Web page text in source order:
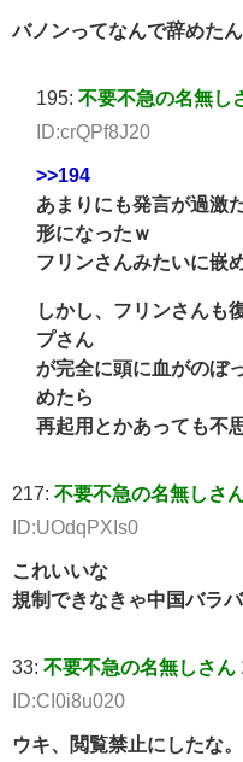
バノンってなんで辞めた
195: 不要不急の名無し
ID:crQPf8J20
>>194
あまりにも発言が過激
形になったｗ
フリンさんみたいに嵌
しかし、フリンさんも
プさん
が完全に頭に血がのぼ
めたら
再起用とかあっても不
217: 不要不急の名無しさ
ID:UOdqPXIs0
これいいな
規制できなきゃ中国バラ
33: 不要不急の名無しさん
ID:CI0i8u020
ウキ、閲覧禁止にしたな。